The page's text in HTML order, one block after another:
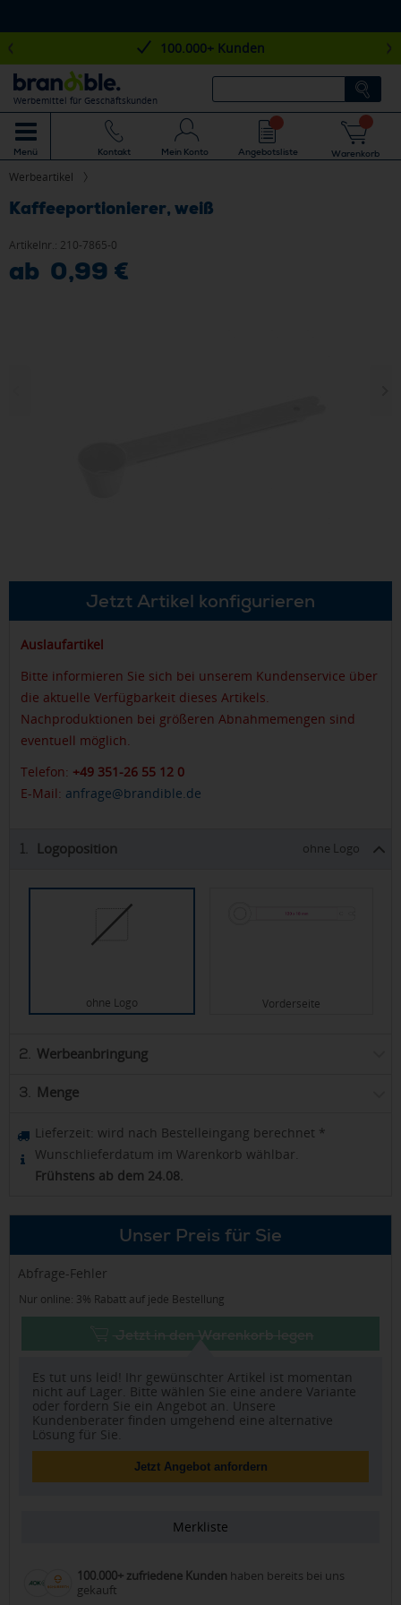
100.000+ Kunden
Werbemittel für Geschäftskunden
Menü Kontakt Mein Konto Angebotsliste Warenkorb
Werbeartikel
Kaffeeportionierer, weiß
Artikelnr.: 210-7865-0
ab 0,99 €
Jetzt Artikel konfigurieren
Auslaufartikel
Bitte informieren Sie sich bei unserem Kundenservice über
die aktuelle Verfügbarkeit dieses Artikels.
Nachproduktionen bei größeren Abnahmemengen sind
eventuell möglich.
Telefon: +49 351-26 55 12 0
E-Mail: anfrage@brandible.de
1. Logoposition ohne Logo
ohne Logo Vorderseite
2. Werbeanbringung
3. Menge
Lieferzeit: wird nach Bestelleingang berechnet *
Wunschlieferdatum im Warenkorb wählbar.
Frühstens ab dem 24.08.
Unser Preis für Sie
Abfrage-Fehler
Nur online: 3% Rabatt auf jede Bestellung
Jetzt in den Warenkorb legen
Es tut uns leid! Ihr gewünschter Artikel ist momentan
nicht auf Lager. Bitte wählen Sie eine andere Variante
oder fordern Sie ein Angebot an. Unsere
Kundenberater finden umgehend eine alternative
Lösung für Sie.
Jetzt Angebot anfordern
Merkliste
100.000+ zufriedene Kunden haben bereits bei uns
gekauft